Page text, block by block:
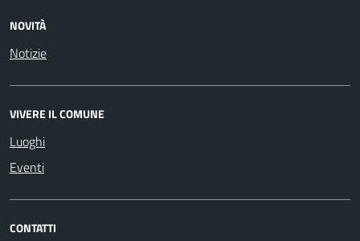
NOVITÀ
Notizie
VIVERE IL COMUNE
Luoghi
Eventi
CONTATTI